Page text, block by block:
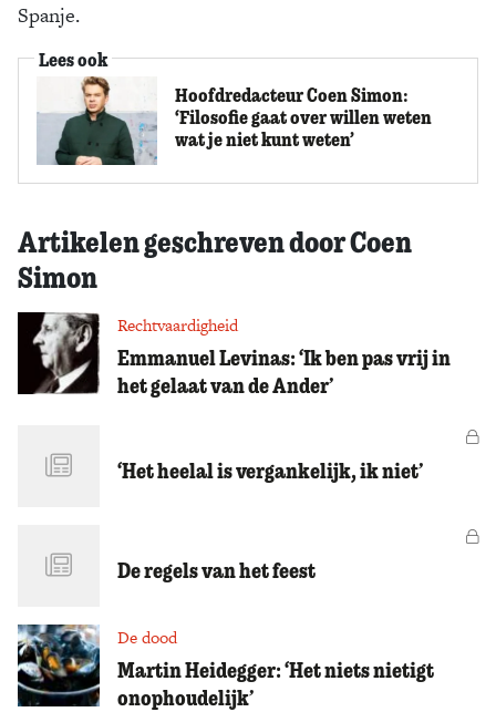
Spanje.
Lees ook
Hoofdredacteur Coen Simon:
‘Filosofie gaat over willen weten
wat je niet kunt weten’
Artikelen geschreven door Coen
Simon
Rechtvaardigheid
Emmanuel Levinas: ‘Ik ben pas vrij in
het gelaat van de Ander’
‘Het heelal is vergankelijk, ik niet’
De regels van het feest
De dood
Martin Heidegger: ‘Het niets nietigt
onophoudelijk’